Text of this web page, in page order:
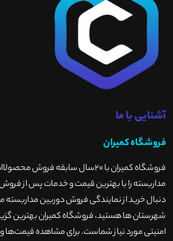
آشنایی با ما
فروشگاه کمیران
فروشگاه کمیران با ۲۰سال سابقه
مداربسته را با بهترین قیمت و خدمات پس از
دنبال خرید از نمایندگی فروش دوربین مداربسته
شهرستان ها هستید، فروشگاه کمیران بهترین
امنیتی مورد نیاز شماست. برای مشاهده قیمت‌ها